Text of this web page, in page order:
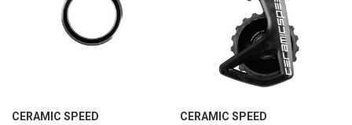
CERAMIC SPEED CERAMIC SPEED